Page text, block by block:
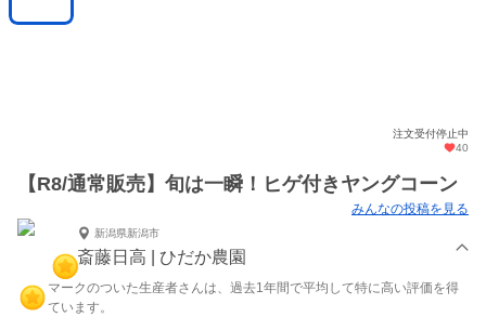
注文受付停止中
40
【R8/通常販売】旬は一瞬！ヒゲ付きヤングコーン
みんなの投稿を見る
新潟県新潟市
斎藤日高 | ひだか農園
マークのついた生産者さんは、過去1年間で平均して特に高い評価を得
ています。